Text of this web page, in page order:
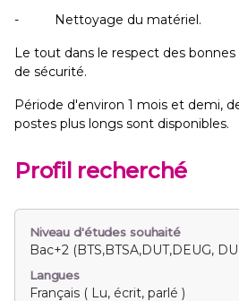
- Nettoyage du matériel.
Le tout dans le respect des bonnes
de sécurité.
Période d'environ 1 mois et demi,
postes plus longs sont disponibles.
Profil recherché
Niveau d'études souhaité
Bac+2 (BTS,BTSA,DUT,DEUG,
Langues
Français ( Lu, écrit, parlé )